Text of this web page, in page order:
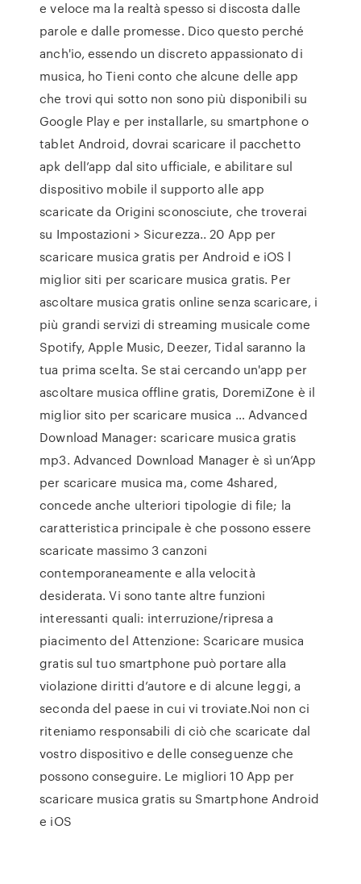
e veloce ma la realtà spesso si discosta dalle
parole e dalle promesse. Dico questo perché
anch'io, essendo un discreto appassionato di
musica, ho Tieni conto che alcune delle app
che trovi qui sotto non sono più disponibili su
Google Play e per installarle, su smartphone o
tablet Android, dovrai scaricare il pacchetto
apk dell’app dal sito ufficiale, e abilitare sul
dispositivo mobile il supporto alle app
scaricate da Origini sconosciute, che troverai
su Impostazioni > Sicurezza.. 20 App per
scaricare musica gratis per Android e iOS l
miglior siti per scaricare musica gratis. Per
ascoltare musica gratis online senza scaricare, i
più grandi servizi di streaming musicale come
Spotify, Apple Music, Deezer, Tidal saranno la
tua prima scelta. Se stai cercando un'app per
ascoltare musica offline gratis, DoremiZone è il
miglior sito per scaricare musica … Advanced
Download Manager: scaricare musica gratis
mp3. Advanced Download Manager è sì un’App
per scaricare musica ma, come 4shared,
concede anche ulteriori tipologie di file; la
caratteristica principale è che possono essere
scaricate massimo 3 canzoni
contemporaneamente e alla velocità
desiderata. Vi sono tante altre funzioni
interessanti quali: interruzione/ripresa a
piacimento del Attenzione: Scaricare musica
gratis sul tuo smartphone può portare alla
violazione diritti d’autore e di alcune leggi, a
seconda del paese in cui vi troviate.Noi non ci
riteniamo responsabili di ciò che scaricate dal
vostro dispositivo e delle conseguenze che
possono conseguire. Le migliori 10 App per
scaricare musica gratis su Smartphone Android
e iOS